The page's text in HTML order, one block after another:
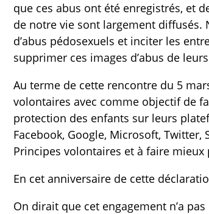
que ces abus ont été enregistrés, et
de notre vie sont largement diffusés.
d’abus pédosexuels et inciter les
supprimer ces images d’abus de
Au terme de cette rencontre du 5
volontaires avec comme objectif de
protection des enfants sur leurs
Facebook, Google, Microsoft,
Principes volontaires et à faire mieux
En cet anniversaire de cette
On dirait que cet engagement n’a